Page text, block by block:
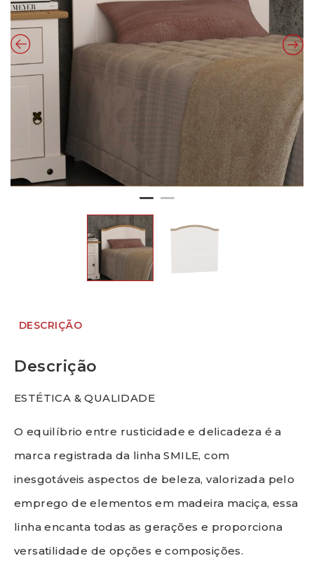
DESCRIÇÃO
Descrição
ESTÉTICA & QUALIDADE
O equilíbrio entre rusticidade e delicadeza é a
marca registrada da linha SMILE, com
inesgotáveis aspectos de beleza, valorizada pelo
emprego de elementos em madeira maciça, essa
linha encanta todas as gerações e proporciona
versatilidade de opções e composições.